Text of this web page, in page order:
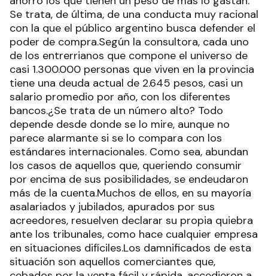
Se trata, de última, de una conducta muy racional
con la que el público argentino busca defender el
poder de compra.Según la consultora, cada uno
de los entrerrianos que compone el universo de
casi 1.300.000 personas que viven en la provincia
tiene una deuda actual de 2.645 pesos, casi un
salario promedio por año, con los diferentes
bancos.¿Se trata de un número alto? Todo
depende desde donde se lo mire, aunque no
parece alarmante si se lo compara con los
estándares internacionales. Como sea, abundan
los casos de aquellos que, queriendo consumir
por encima de sus posibilidades, se endeudaron
más de la cuenta.Muchos de ellos, en su mayoría
asalariados y jubilados, apurados por sus
acreedores, resuelven declarar su propia quiebra
ante los tribunales, como hace cualquier empresa
en situaciones difíciles.Los damnificados de esta
situación son aquellos comerciantes que,